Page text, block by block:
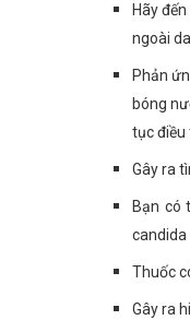
Hãy
ngoài
Phản
bóng
tục điều
Gây ra
Bạn có
candida
Thuốc
Gây ra